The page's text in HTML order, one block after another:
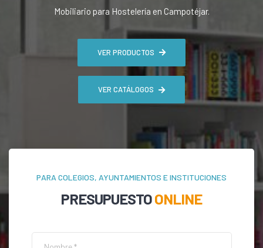
Mobiliario para Hostelería en Campotéjar.
VER PRODUCTOS
VER CATÁLOGOS
PARA COLEGIOS, AYUNTAMIENTOS E INSTITUCIONES
PRESUPUESTOONLINE